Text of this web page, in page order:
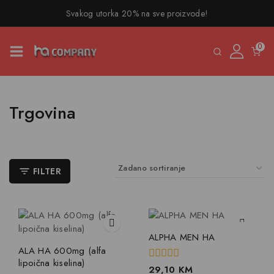
Svakog utorka 20% na sve proizvode!
0
Trgovina
FILTER
ALA HA 600mg (alfa
lipoična kiselina)
ALPHA MEN HA
0
29,10 KM